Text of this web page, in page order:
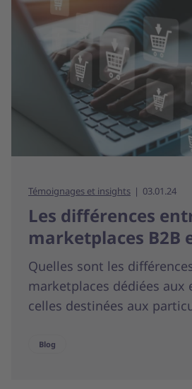
Témoignages et insights 03.01.24
Les différences
marketplaces B2B
Quelles sont les
marketplaces dédiées aux
celles destinées aux
Blog